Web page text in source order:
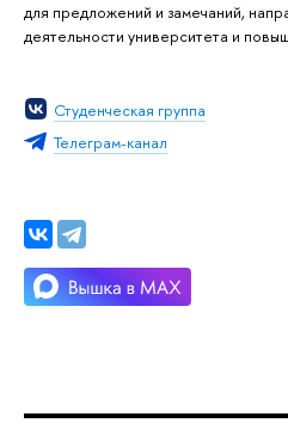
для предложений и замечаний,
деятельности университета и
Студенческая группа
Телеграм-канал